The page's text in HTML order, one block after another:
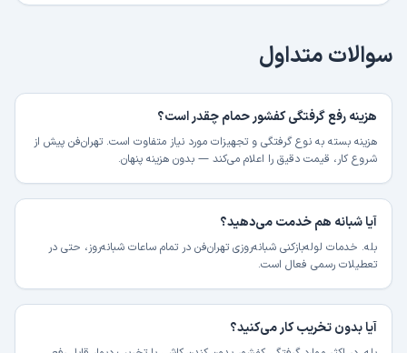
سوالات متداول
هزینه رفع گرفتگی کفشور حمام چقدر است؟
هزینه بسته به نوع گرفتگی و تجهیزات مورد نیاز متفاوت است. تهران‌فن پیش از
شروع کار، قیمت دقیق را اعلام می‌کند — بدون هزینه پنهان.
آیا شبانه هم خدمت می‌دهید؟
بله. خدمات لوله‌بازکنی شبانه‌روزی تهران‌فن در تمام ساعات شبانه‌روز، حتی در
تعطیلات رسمی فعال است.
آیا بدون تخریب کار می‌کنید؟